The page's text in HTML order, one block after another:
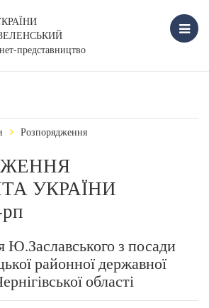
представництво
Розпорядження
УКРАЇНИ
Ю.Заславського з посади
районної державної
області